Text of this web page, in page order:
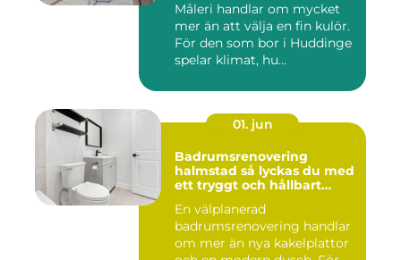
Måleri handlar om mycket
mer än att välja en fin kulör.
För den som bor i Huddinge
spelar klimat, hu...
01. jun
Badrumsrenovering
halmstad så lyckas du med
ett tryggt och hållbart
En välplanerad
badrumsrenovering handlar
om mer än nya kakelplattor